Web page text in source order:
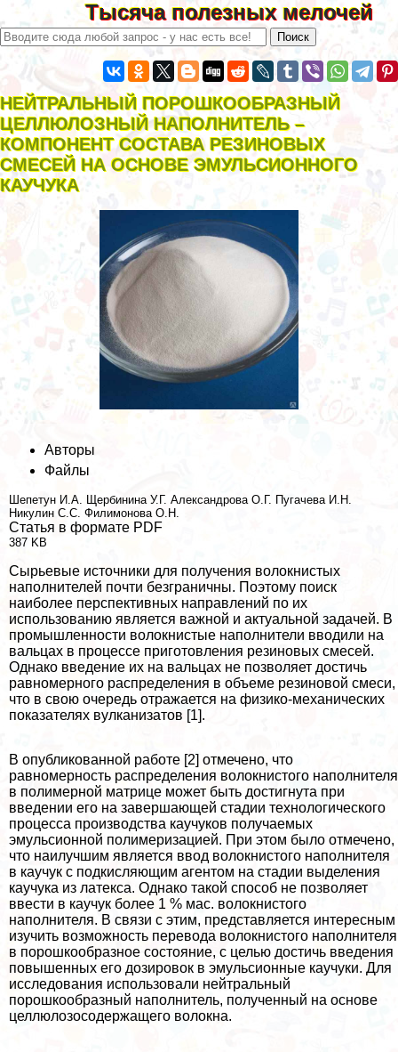
Тысяча полезных мелочей
НЕЙТРАЛЬНЫЙ ПОРОШКООБРАЗНЫЙ
ЦЕЛЛЮЛОЗНЫЙ НАПОЛНИТЕЛЬ –
КОМПОНЕНТ СОСТАВА РЕЗИНОВЫХ
СМЕСЕЙ НА ОСНОВЕ ЭМУЛЬСИОННОГО
КАУЧУКА
Авторы
Файлы
Шепетун И.А. Щербинина У.Г. Александрова О.Г. Пугачева И.Н.
Никулин С.С. Филимонова О.Н.
Статья в формате PDF
387 KB
Сырьевые источники для получения волокнистых
наполнителей почти безграничны. Поэтому поиск
наиболее перспективных направлений по их
использованию является важной и актуальной задачей. В
промышленности волокнистые наполнители вводили на
вальцах в процессе приготовления резиновых смесей.
Однако введение их на вальцах не позволяет достичь
равномерного распределения в объеме резиновой смеси,
что в свою очередь отражается на физико-механических
показателях вулканизатов [1].
В опубликованной работе [2] отмечено, что
равномерность распределения волокнистого наполнителя
в полимерной матрице может быть достигнута при
введении его на завершающей стадии технологического
процесса производства каучуков получаемых
эмульсионной полимеризацией. При этом было отмечено,
что наилучшим является ввод волокнистого наполнителя
в каучук с подкисляющим агентом на стадии выделения
каучука из латекса. Однако такой способ не позволяет
ввести в каучук более 1 % мас. волокнистого
наполнителя. В связи с этим, представляется интересным
изучить возможность перевода волокнистого наполнителя
в порошкообразное состояние, с целью достичь введения
повышенных его дозировок в эмульсионные каучуки. Для
исследования использовали нейтральный
порошкообразный наполнитель, полученный на основе
целлюлозосодержащего волокна.